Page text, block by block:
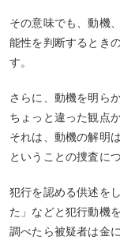
その意味でも、動機
能性を判断するとき
す。
さらに、動機を明ら
ちょっと違った観点
それは、動機の解明
ということの捜査に
犯行を認める供述を
た」などと犯行動機
調べたら被疑者は金